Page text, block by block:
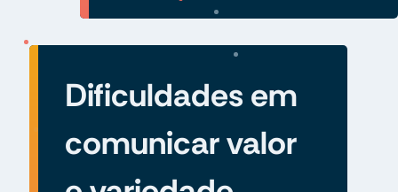
Dificuldades em
comunicar valor